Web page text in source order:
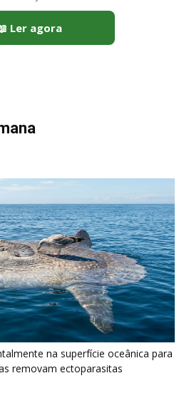
Ler agora
na superfície oceânica para
removam ectoparasitas